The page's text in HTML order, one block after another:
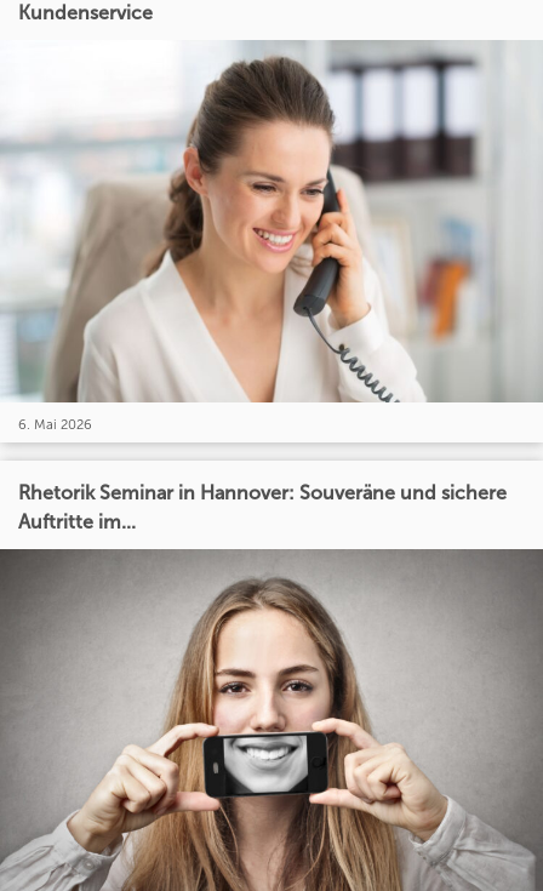
Kundenservice
6. Mai 2026
Rhetorik Seminar in Hannover: Souveräne und sichere
Auftritte im...